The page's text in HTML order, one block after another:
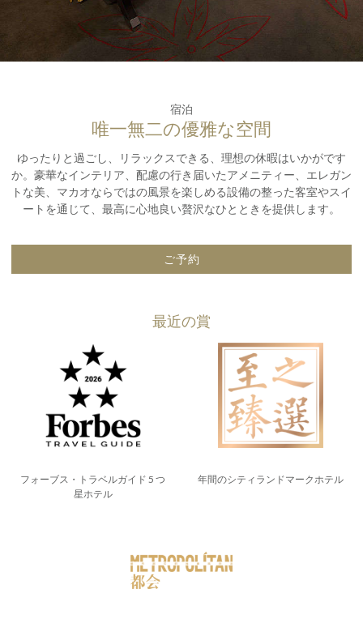
宿泊
唯一無二の優雅な空間
ゆったりと過ごし、リラックスできる、理想の休暇はいかがです
か。豪華なインテリア、配慮の行き届いたアメニティー、エレガン
トな美、マカオならではの風景を楽しめる設備の整った客室やスイ
ートを通じて、最高に心地良い贅沢なひとときを提供します。
ご予約
最近の賞
フォーブス・トラベルガイド 5 つ
星ホテル
年間のシティランドマークホテル